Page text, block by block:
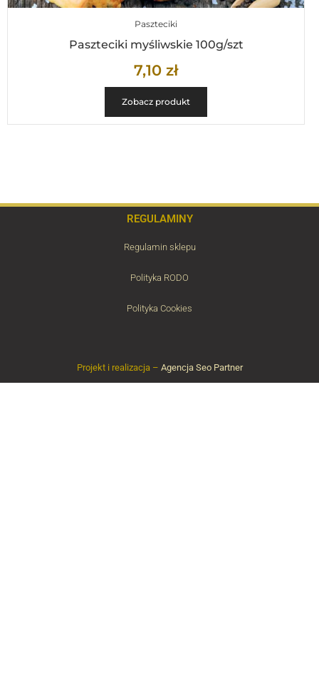
Paszteciki
Paszteciki myśliwskie 100g/szt
7,10 zł
Zobacz produkt
REGULAMINY
Regulamin sklepu
Polityka RODO
Polityka Cookies
Projekt i realizacja – Agencja Seo Partner